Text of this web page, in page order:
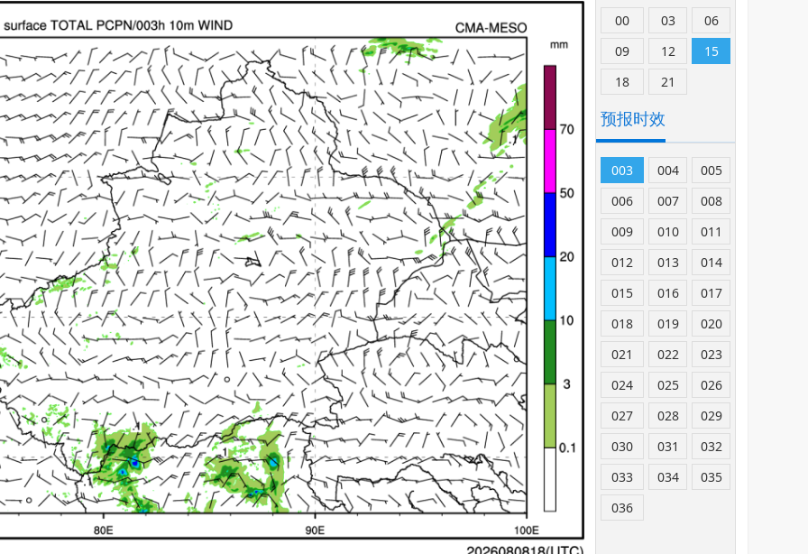
00 03
06
09
12
15
18
21
预报时效
003 004
005
006
007
008
009
010
011
012
013
014
015
016
017
018
019
020
021
022
023
024
025
026
027
028
029
030
031
032
033
034
035
036